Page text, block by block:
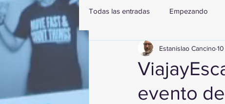
Todas las entradas Empezando
evento
Estanislao Cancino